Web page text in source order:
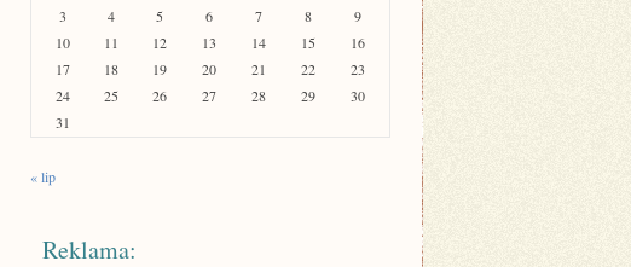
3
4 5 6 7 8
9
10
11 12 13 14 15
16
17
18 19 20 21 22
23
24
25 26 27 28 29
30
31
« lip
Reklama: